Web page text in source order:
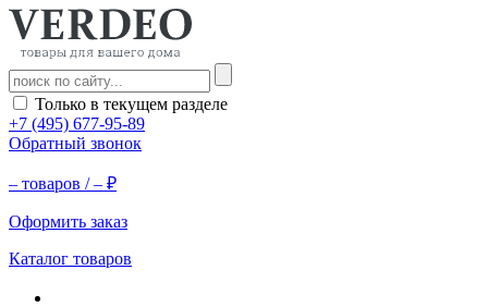
Только в текущем разделе
+7 (495) 677-95-89
Обратный звонок
– товаров /– ₽
Оформить заказ
Каталог товаров